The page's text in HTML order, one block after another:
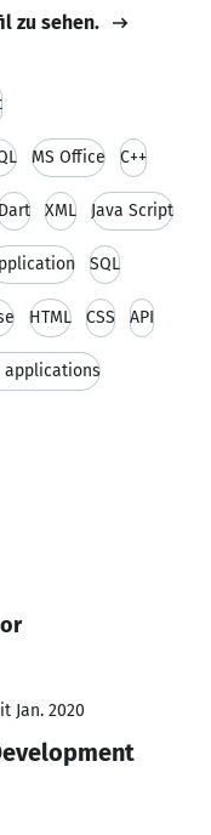
zu sehen.
MS Office C++
XML Java Script
SQL
HTML CSS API
applications
Jan. 2020